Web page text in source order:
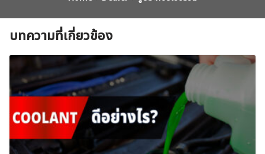
บทความที่เกี่ยวข้อง